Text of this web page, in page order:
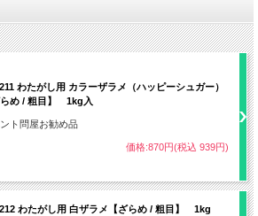
わたがし用 カラーザラメ（ハッピーシュガー）
らめ / 粗目】 1kg入
ト問屋お勧め品
価格:870円(税込 939円)
わたがし用 白ザラメ【ざらめ / 粗目】 1kg